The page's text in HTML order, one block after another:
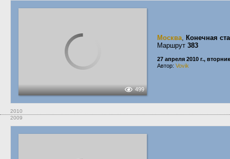
499
Москва, Конечная
Маршрут 383
27 апреля 2010 г., вторник
Автор: Vovik
2010
2009